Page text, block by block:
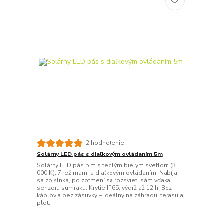
2 hodnotenie
Solárny LED pás s diaľkovým ovládaním 5m
Solárny LED pás 5 m s teplým bielym svetlom (3
000 K), 7 režimami a diaľkovým ovládaním. Nabíja
sa zo slnka, po zotmení sa rozsvieti sám vďaka
senzoru súmraku. Krytie IP65, výdrž až 12 h. Bez
káblov a bez zásuvky – ideálny na záhradu, terasu aj
plot.